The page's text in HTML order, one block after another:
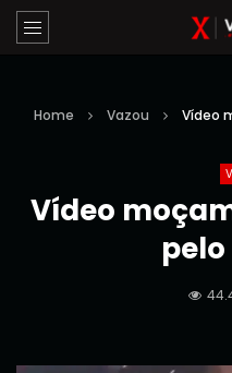
Home Vazou Vídeo
Vídeo